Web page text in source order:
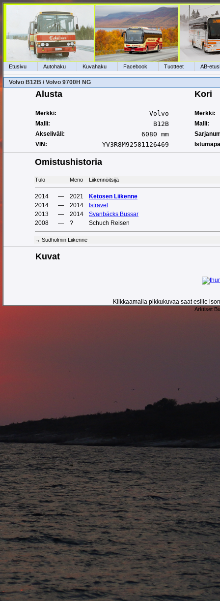
Etusivu Autohaku Kuvahaku Facebook Tuotteet AB-
Volvo B12B / Volvo 9700H NG
Alusta Kori
Merkki: Volvo
Merkki:
Malli:
B12B
Malli:
Akseliväli:
6080 mm
VIN:
YV3R8M92581126469
Omistushistoria
Tulo Meno Liikennöitsijä
2014 — 2021
Ketosen Liikenne
2014
— 2014
Istravel
2013
— 2014
Svanbäcks Bussar
2008
— ? Schuch Reisen
→ Sudholmin Liikenne
Kuvat
Klikkaamalla pikkukuvaa saat esille
Arktiset